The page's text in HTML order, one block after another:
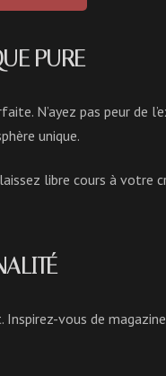
PURE
N’ayez pas peur de
unique.
libre cours à votre
vous de